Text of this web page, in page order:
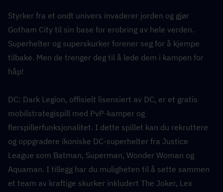
Styrker fra et ondt univers invaderer jorden og gjør
Gotham City til sin base for erobring av hele verden.
Superhelter og superskurker forener seg for å kjempe
tilbake. Men de trenger deg til å lede dem i kampen for
håp!
DC: Dark Legion, offisielt lisensiert av DC, er et gratis
mobilstrategispill med PvP-kamper og
flerspillerfunksjonalitet. I dette spillet kan du rekruttere
og oppgradere ikoniske DC-superhelter fra Justice
League som Batman, Superman, Wonder Woman og
Aquaman. I tillegg har du muligheten til å sette sammen
et team av kraftige skurker inkludert The Joker, Lex